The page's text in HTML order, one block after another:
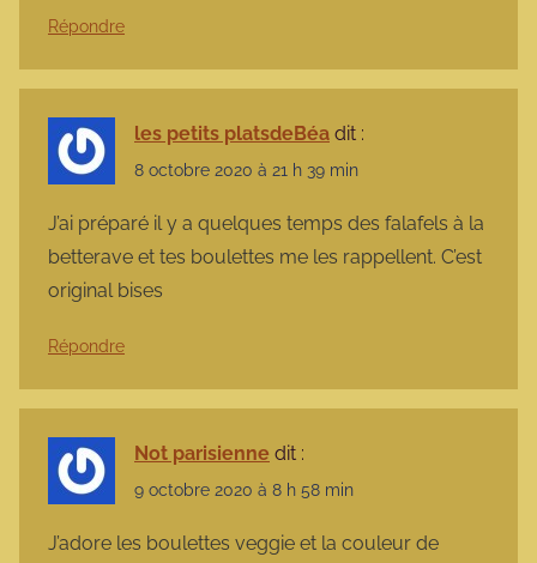
Répondre
les petits platsdeBéa dit :
8 octobre 2020 à 21 h 39 min
J’ai préparé il y a quelques temps des falafels à la
betterave et tes boulettes me les rappellent. C’est
original bises
Répondre
Not parisienne dit :
9 octobre 2020 à 8 h 58 min
J’adore les boulettes veggie et la couleur de